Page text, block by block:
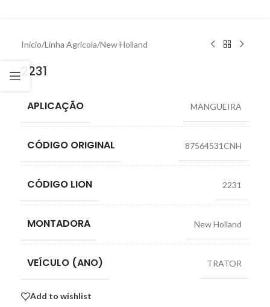
Início/Linha Agrícola/New Holland
2231
APLICAÇÃO MANGUEIRA
CÓDIGO ORIGINAL 87564531CNH
CÓDIGO LION 2231
MONTADORA New Holland
VEÍCULO (ANO) TRATOR
Add to wishlist